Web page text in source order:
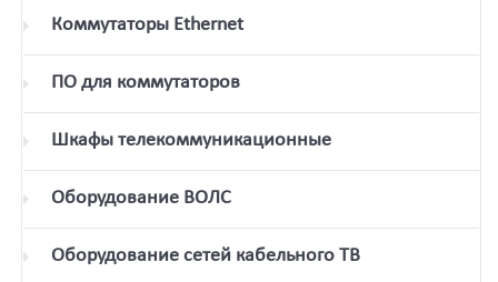
Коммутаторы Ethernet
ПО для коммутаторов
Шкафы телекоммуникационные
Оборудование ВОЛС
Оборудование сетей кабельного ТВ